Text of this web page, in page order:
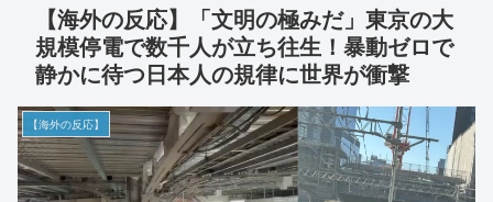
【海外の反応】「文明の極みだ」東京の大
規模停電で数千人が立ち往生！暴動ゼロで
静かに待つ日本人の規律に世界が衝撃
【海外の反応】